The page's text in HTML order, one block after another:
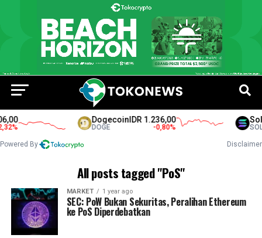
%
DogecoinIDR 1.236,00
DOGE -0,80% SOL
Powered By Disclaimer
All posts tagged "PoS"
MARKET 1 year ago
SEC: PoW Bukan Sekuritas, Peralihan Ethereum
ke PoS Diperdebatkan